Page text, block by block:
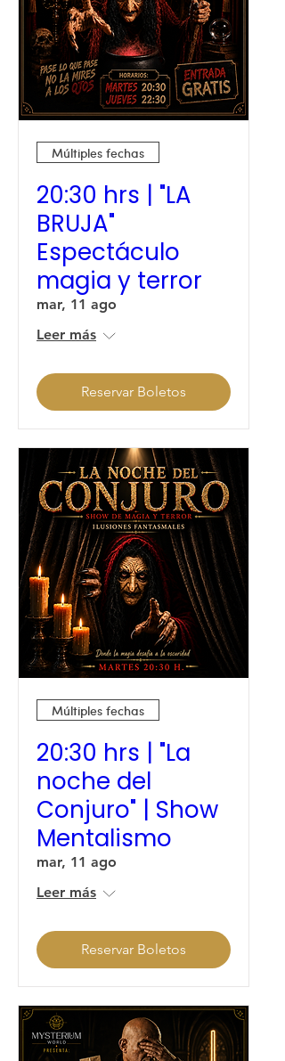
Múltiples fechas
20:30 hrs | "LA
BRUJA"
Espectáculo
magia y terror
mar, 11 ago
Leer más
Reservar Boletos
Múltiples fechas
20:30 hrs | "La
noche del
Conjuro" | Show
Mentalismo
mar, 11 ago
Leer más
Reservar Boletos